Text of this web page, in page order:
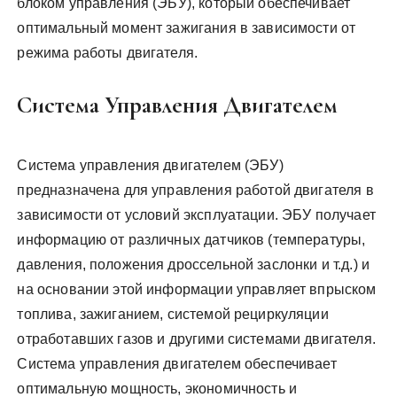
оптимальный момент зажигания в зависимости от
режима работы двигателя.
Система Управления Двигателем
Система управления двигателем (ЭБУ)
предназначена для управления работой двигателя в
зависимости от условий эксплуатации. ЭБУ получает
информацию от различных датчиков (температуры,
давления, положения дроссельной заслонки и т.д.) и
на основании этой информации управляет впрыском
топлива, зажиганием, системой рециркуляции
отработавших газов и другими системами двигателя.
Система управления двигателем обеспечивает
оптимальную мощность, экономичность и